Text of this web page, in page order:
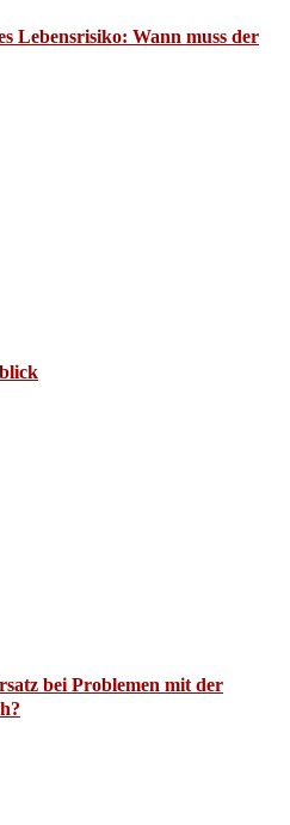
Lebensrisiko: Wann muss der
bei Problemen mit der